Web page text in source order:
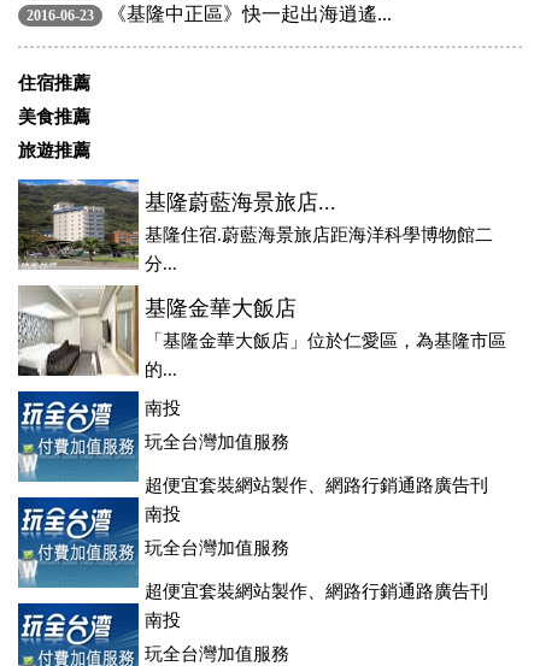
2016-06-23 《基隆中正區》快一起出海逍遙...
住宿推薦
美食推薦
旅遊推薦
基隆蔚藍海景旅店...
基隆住宿.蔚藍海景旅店距海洋科學博物館二
分...
基隆金華大飯店
「基隆金華大飯店」位於仁愛區，為基隆市區
的...
南投
玩全台灣加值服務
超便宜套裝網站製作、網路行銷通路廣告刊
登、訂房系統、客房委託旅行社銷售，全面優惠中....
南投
玩全台灣加值服務
超便宜套裝網站製作、網路行銷通路廣告刊
登、訂房系統、客房委託旅行社銷售，全面優惠中....
南投
玩全台灣加值服務